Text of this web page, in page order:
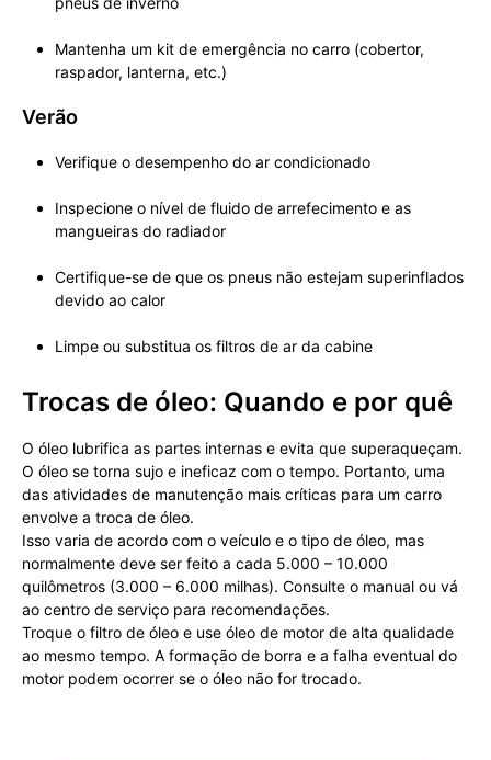
Mantenha um kit de emergência no carro (cobertor,
raspador, lanterna, etc.)
Verão
Verifique o desempenho do ar condicionado
Inspecione o nível de fluido de arrefecimento e as
mangueiras do radiador
Certifique-se de que os pneus não estejam superinflados
devido ao calor
Limpe ou substitua os filtros de ar da cabine
Trocas de óleo: Quando e por quê
O óleo lubrifica as partes internas e evita que superaqueçam.
O óleo se torna sujo e ineficaz com o tempo. Portanto, uma
das atividades de manutenção mais críticas para um carro
envolve a troca de óleo.
Isso varia de acordo com o veículo e o tipo de óleo, mas
normalmente deve ser feito a cada 5.000 – 10.000
quilômetros (3.000 – 6.000 milhas). Consulte o manual ou vá
ao centro de serviço para recomendações.
Troque o filtro de óleo e use óleo de motor de alta qualidade
ao mesmo tempo. A formação de borra e a falha eventual do
motor podem ocorrer se o óleo não for trocado.